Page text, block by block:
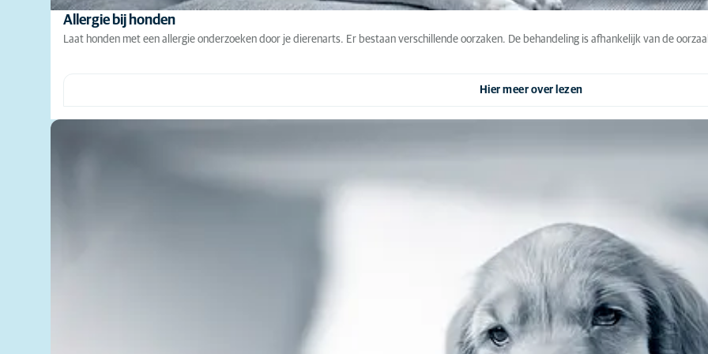
Allergie bij honden
Laat honden met een allergie onderzoeken door je dierenarts. Er bestaan verschillende oorzaken. De behandeling is afhankelijk van de
Hier meer over lezen